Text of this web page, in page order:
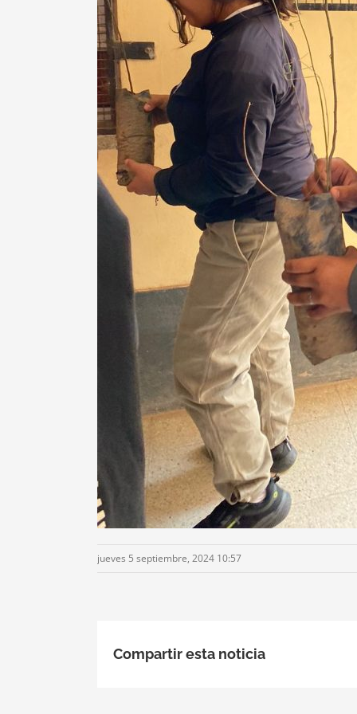
jueves 5 septiembre, 2024 10:57
Compartir esta noticia